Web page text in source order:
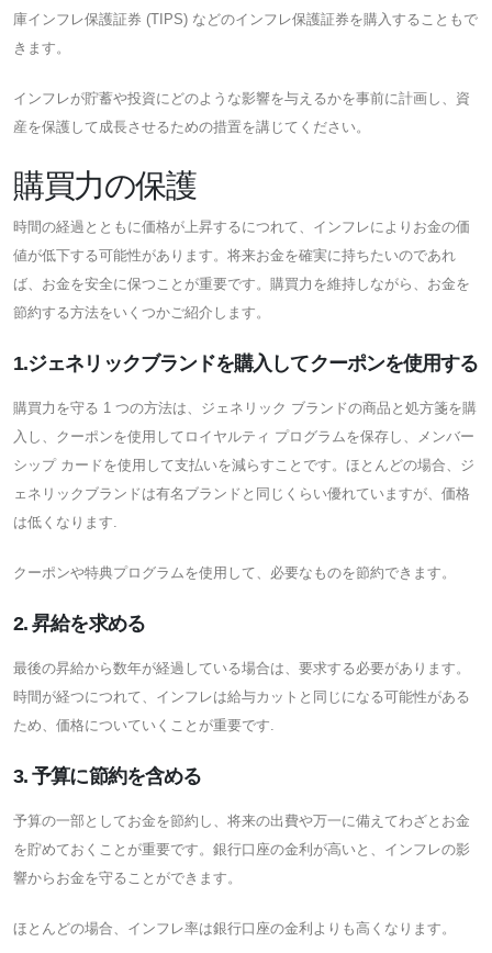
庫インフレ保護証券 (TIPS) などのインフレ保護証券を購入することもで
きます。
インフレが貯蓄や投資にどのような影響を与えるかを事前に計画し、資
産を保護して成長させるための措置を講じてください。
購買力の保護
時間の経過とともに価格が上昇するにつれて、インフレによりお金の価
値が低下する可能性があります。将来お金を確実に持ちたいのであれ
ば、お金を安全に保つことが重要です。購買力を維持しながら、お金を
節約する方法をいくつかご紹介します。
1.ジェネリックブランドを購入してクーポンを使用する
購買力を守る 1 つの方法は、ジェネリック ブランドの商品と処方箋を購
入し、クーポンを使用してロイヤルティ プログラムを保存し、メンバー
シップ カードを使用して支払いを減らすことです。ほとんどの場合、ジ
ェネリックブランドは有名ブランドと同じくらい優れていますが、価格
は低くなります.
クーポンや特典プログラムを使用して、必要なものを節約できます。
2. 昇給を求める
最後の昇給から数年が経過している場合は、要求する必要があります。
時間が経つにつれて、インフレは給与カットと同じになる可能性がある
ため、価格についていくことが重要です.
3. 予算に節約を含める
予算の一部としてお金を節約し、将来の出費や万一に備えてわざとお金
を貯めておくことが重要です。銀行口座の金利が高いと、インフレの影
響からお金を守ることができます。
ほとんどの場合、インフレ率は銀行口座の金利よりも高くなります。